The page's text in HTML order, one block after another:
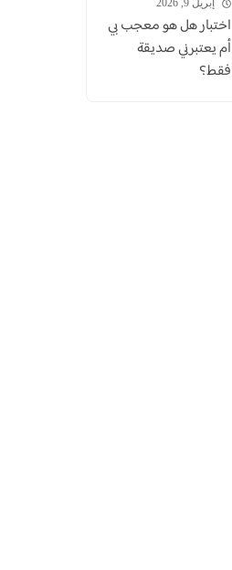
إبريل 9, 2026
اختبار هل هو معجب بي
أم يعتبرني صديقة
فقط؟